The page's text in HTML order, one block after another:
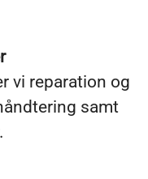
vi reparation og
samt